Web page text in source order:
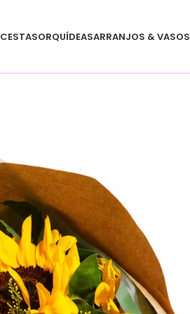
CESTASORQUÍDEASARRANJOS & VASOS